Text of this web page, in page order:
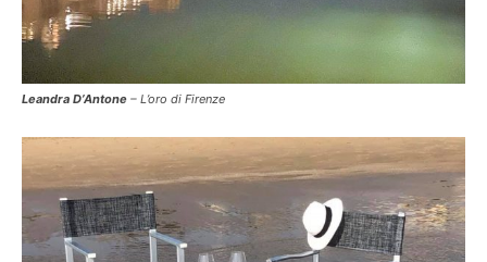
Leandra D’Antone – L’oro di Firenze